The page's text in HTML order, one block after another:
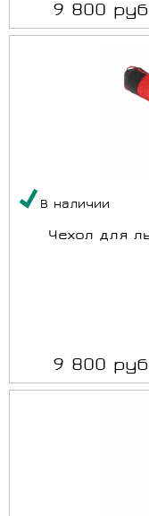
9 800
В наличии
Чехол для
9 800